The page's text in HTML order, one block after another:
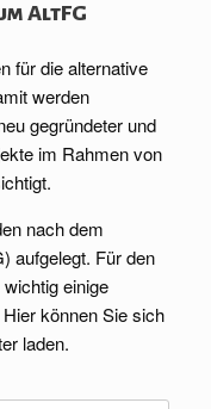
AltFG
für die alternative
werden
gegründeter und
im Rahmen von
nach dem
aufgelegt. Für den
einige
können Sie sich
laden.